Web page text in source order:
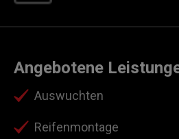
Angebotene
Auswuchten
Reifenmontage